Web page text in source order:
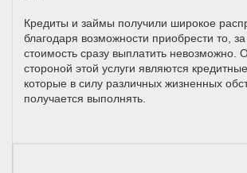
Кредиты и займы получили широкое
благодаря возможности приобрести то,
стоимость сразу выплатить невозможно.
стороной этой услуги являются
которые в силу различных жизненных
получается выполнять.